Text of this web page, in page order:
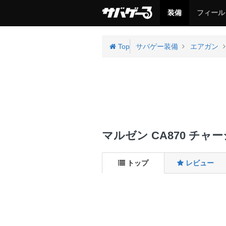
サ
ー
装備
サ
ー
フィー
Top サバゲー装備 エアガン
マルゼン CA870 チャ
トップ レビュー